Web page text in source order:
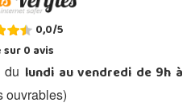
0,0/5
sur0avis
du lundi au vendredi de 9h à
ouvrables)